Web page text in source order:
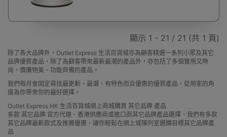
顯示 1 - 21 / 21 (共 1 頁)
除了各大品牌外，Outlet Express 生活百貨城亦為顧客精選一系列小眾及其它
品牌優質產品，除了為顧客帶來最新最潮的產品外，亦包括了多個實用又時
尚，價廉物美、功能齊備的產品。
我們每月會固定尋找最更新、最潮、有特色而且優惠的優質產品，從用家的角
度為你帶來你的最好選擇。
Outlet Express HK 生活百貨城網上商城購買 其它品牌 產品
多款 其它品牌 官方代理、香港供應商或進口商其它品牌產品選擇，我們有多款
其它品牌最新款式及推薦優惠，讓你輕鬆在網上或陳列室選購目標其它品牌產
品